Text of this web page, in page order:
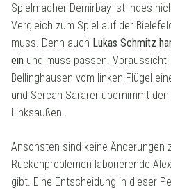
Spielmacher Demirbay ist indes
Vergleich zum Spiel auf der
muss. Denn auch Lukas Schmitz
ein und muss passen.
Bellinghausen vom linken Flügel
und Sercan Sararer übernimmt
Linksaußen.
Ansonsten sind keine Änderungen
Rückenproblemen laborierende
gibt. Eine Entscheidung in dieser